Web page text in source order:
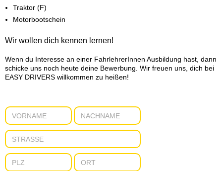
Traktor (F)
Motorbootschein
Wir wollen dich kennen lernen!
Wenn du Interesse an einer FahrlehrerInnen Ausbildung hast, dann
schicke uns noch heute deine Bewerbung. Wir freuen uns, dich bei
EASY DRIVERS willkommen zu heißen!